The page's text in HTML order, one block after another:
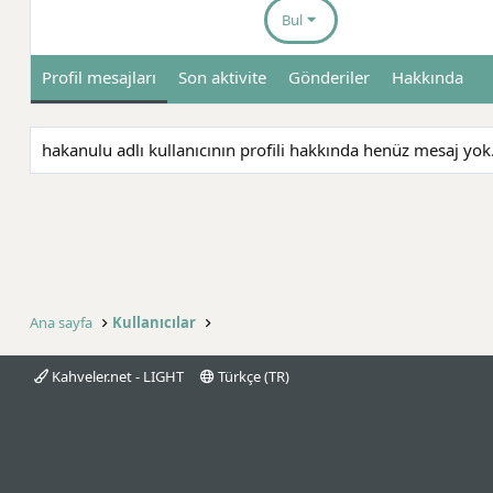
Bul
Profil mesajları Son aktivite Gönderiler Hakkında
hakanulu adlı kullanıcının profili hakkında henüz mesaj yok.
Ana sayfa Kullanıcılar
Kahveler.net - LIGHT Türkçe (TR)